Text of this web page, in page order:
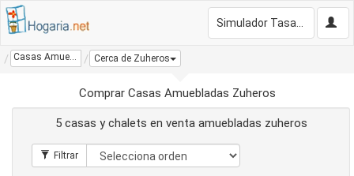
Casas Amuebladas Zuheros Cerca de Zuheros
Comprar Casas Amuebladas Zuheros
5 casas y chalets en venta amuebladas zuheros